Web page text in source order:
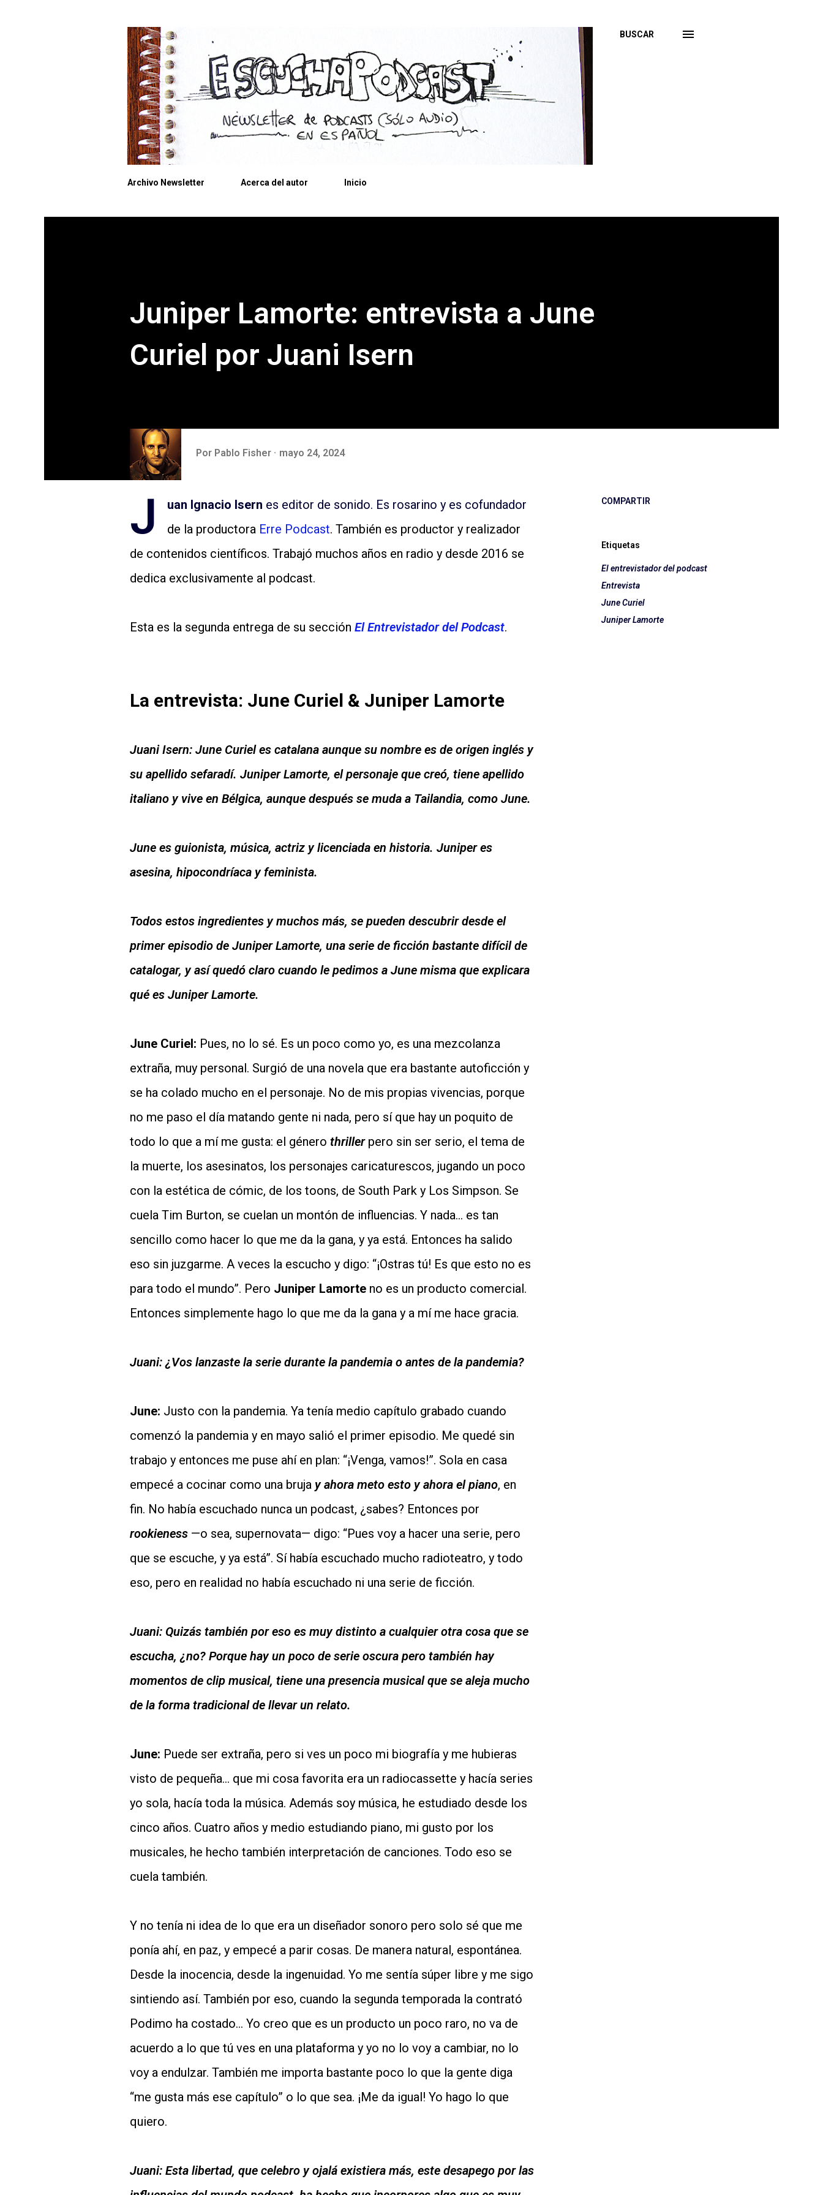
BUSCAR
Archivo Newsletter Acerca del autor Inicio
Juniper Lamorte: entrevista a June
Curiel por Juani Isern
Por Pablo Fisher mayo 24, 2024
J uan Ignacio Isern es editor de sonido. Es rosarino y es cofundador
de la productora Erre Podcast. También es productor y realizador
de contenidos científicos. Trabajó muchos años en radio y desde 2016 se
dedica exclusivamente al podcast.
Esta es la segunda entrega de su sección El Entrevistador del Podcast.
La entrevista: June Curiel & Juniper Lamorte
Juani Isern: June Curiel es catalana aunque su nombre es de origen inglés y
su apellido sefaradí. Juniper Lamorte, el personaje que creó, tiene apellido
italiano y vive en Bélgica, aunque después se muda a Tailandia, como June.
June es guionista, música, actriz y licenciada en historia. Juniper es
asesina, hipocondríaca y feminista.
Todos estos ingredientes y muchos más, se pueden descubrir desde el
primer episodio de Juniper Lamorte, una serie de ficción bastante difícil de
catalogar, y así quedó claro cuando le pedimos a June misma que explicara
qué es Juniper Lamorte.
June Curiel: Pues, no lo sé. Es un poco como yo, es una mezcolanza
extraña, muy personal. Surgió de una novela que era bastante autoficción y
se ha colado mucho en el personaje. No de mis propias vivencias, porque
no me paso el día matando gente ni nada, pero sí que hay un poquito de
todo lo que a mí me gusta: el género thrillerpero sin ser serio, el tema de
la muerte, los asesinatos, los personajes caricaturescos, jugando un poco
con la estética de cómic, de los toons, de South Park y Los Simpson. Se
cuela Tim Burton, se cuelan un montón de influencias. Y nada… es tan
sencillo como hacer lo que me da la gana, y ya está. Entonces ha salido
eso sin juzgarme. A veces la escucho y digo: “¡Ostras tú! Es que esto no es
para todo el mundo”. Pero Juniper Lamorte no es un producto comercial.
Entonces simplemente hago lo que me da la gana y a mí me hace gracia.
Juani:¿Vos lanzaste la serie durante la pandemia o antes de la pandemia?
June: Justo con la pandemia. Ya tenía medio capítulo grabado cuando
comenzó la pandemia y en mayo salió el primer episodio. Me quedé sin
trabajo y entonces me puse ahí en plan: “¡Venga, vamos!”. Sola en casa
empecé a cocinar como una bruja y ahora meto esto y ahora el piano, en
fin. No había escuchado nunca un podcast, ¿sabes? Entonces por
rookieness —o sea, supernovata— digo: “Pues voy a hacer una serie, pero
que se escuche, y ya está”. Sí había escuchado mucho radioteatro, y todo
eso, pero en realidad no había escuchado ni una serie de ficción.
Juani: Quizás también por eso es muy distinto a cualquier otra cosa que se
escucha, ¿no? Porque hay un poco de serie oscura pero también hay
momentos de clip musical, tiene una presencia musical que se aleja mucho
de la forma tradicional de llevar un relato.
June: Puede ser extraña, pero si ves un poco mi biografía y me hubieras
visto de pequeña… que mi cosa favorita era un radiocassette y hacía series
yo sola, hacía toda la música. Además soy música, he estudiado desde los
cinco años. Cuatro años y medio estudiando piano, mi gusto por los
musicales, he hecho también interpretación de canciones. Todo eso se
cuela también.
Y no tenía ni idea de lo que era un diseñador sonoro pero solo sé que me
ponía ahí, en paz, y empecé a parir cosas. De manera natural, espontánea.
Desde la inocencia, desde la ingenuidad. Yo me sentía súper libre y me sigo
sintiendo así. También por eso, cuando la segunda temporada la contrató
Podimo ha costado… Yo creo que es un producto un poco raro, no va de
acuerdo a lo que tú ves en una plataforma y yo no lo voy a cambiar, no lo
voy a endulzar. También me importa bastante poco lo que la gente diga
“me gusta más ese capítulo” o lo que sea. ¡Me da igual! Yo hago lo que
quiero.
Juani: Esta libertad, que celebro y ojalá existiera más, este desapego por las
COMPARTIR
Etiquetas
El entrevistador del podcast
Entrevista
June Curiel
Juniper Lamorte